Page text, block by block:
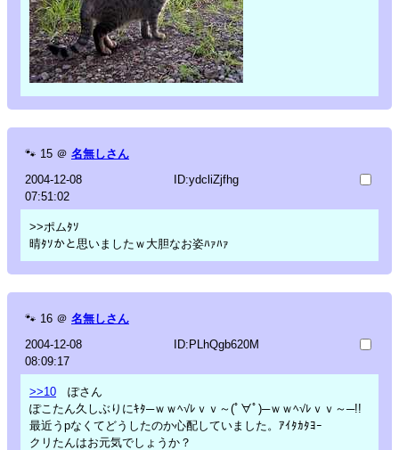
🐾 15 ＠ 名無しさん
2004-12-08
07:51:02
ID:ydcliZjfhg
>>ポムﾀｿ
晴ﾀｿかと思いましたｗ大胆なお姿ﾊｧﾊｧ
🐾 16 ＠ 名無しさん
2004-12-08
08:09:17
ID:PLhQgb620M
>>10 ぽさん
ぽこたん久しぶりにｷﾀ─ｗｗﾍ√ﾚｖｖ～(ﾟ∀ﾟ)─ｗｗﾍ√ﾚｖｖ～─!!
最近うpなくてどうしたのか心配していました。ｱｲﾀｶﾀﾖｰ
クリたんはお元気でしょうか？